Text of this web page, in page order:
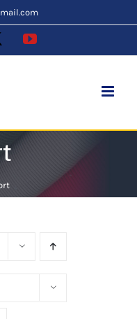
YouTube